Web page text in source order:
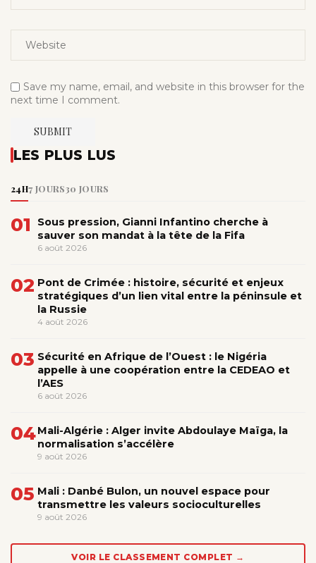
Save my name, email, and website in this browser for the
next time I comment.
LES PLUS LUS
24H7 JOURS30 JOURS
01
Sous pression, Gianni Infantino cherche à
sauver son mandat à la tête de la Fifa
6 août 2026
02 Pont de Crimée : histoire, sécurité et enjeux
stratégiques d’un lien vital entre la péninsule et
la Russie
4 août 2026
03 Sécurité en Afrique de l’Ouest : le Nigéria
appelle à une coopération entre la CEDEAO et
l’AES
6 août 2026
04Mali-Algérie : Alger invite Abdoulaye Maïga, la
normalisation s’accélère
9 août 2026
05 Mali : Danbé Bulon, un nouvel espace pour
transmettre les valeurs socioculturelles
9 août 2026
VOIR LE CLASSEMENT COMPLET →